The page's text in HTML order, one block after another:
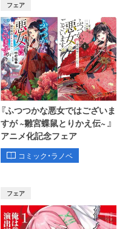
フェア
『ふつつかな悪女ではございま
すが ~雛宮蝶鼠とりかえ伝~ 』
アニメ化記念フェア
コミック・ラノベ
フェア